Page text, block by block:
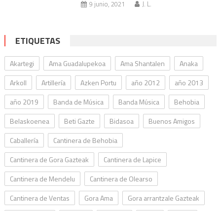
9 junio, 2021 J. L.
ETIQUETAS
Akartegi Ama Guadalupekoa Ama Shantalen
Anaka
Arkoll
Artillería Azken Portu año 2012
año 2013
año 2019
Banda de Música Banda Música
Behobia
Belaskoenea
Beti Gazte Bidasoa
Buenos Amigos
Caballería
Cantinera de Behobia
Cantinera de Gora Gazteak
Cantinera de Lapice
Cantinera de Mendelu
Cantinera de Olearso
Cantinera de Ventas
Gora Ama
Gora arrantzale Gazteak